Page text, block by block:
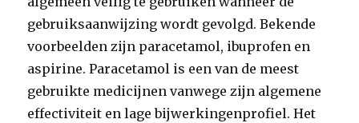
gebruiksaanwijzing wordt gevolgd. Bekende
voorbeelden zijn paracetamol, ibuprofen en
aspirine. Paracetamol is een van de meest
gebruikte medicijnen vanwege zijn algemene
effectiviteit en lage bijwerkingenprofiel. Het